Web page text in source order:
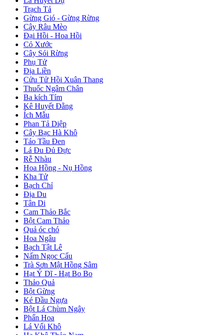
Trạch Tả
Gừng Gió - Gừng Rừng
Cây Râu Mèo
Đại Hồi - Hoa Hồi
Cỏ Xước
Cây Sói Rừng
Phụ Tử
Địa Liền
Cửu Tử Hồi Xuân Thang
Thuốc Ngâm Chân
Ba kích Tím
Kê Huyết Đằng
Ích Mẫu
Phan Tả Diệp
Cây Bạc Hà Khô
Táo Tầu Đen
Lá Đu Đủ Đực
Rễ Nhàu
Hoa Hồng - Nụ Hồng
Kha Tử
Bạch Chỉ
Địa Du
Tân Di
Cam Thảo Bắc
Bột Cam Thảo
Quả óc chó
Hoa Ngâu
Bạch Tật Lê
Nấm Ngọc Cẩu
Trà Sơn Mật Hồng Sâm
Hạt Ý Dĩ - Hạt Bo Bo
Thảo Quả
Bột Gừng
Ké Đầu Ngựa
Bột Lá Chùm Ngây
Phấn Hoa
Lá Vối Khô